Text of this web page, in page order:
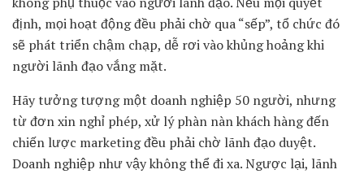
định, mọi hoạt động đều phải chờ qua “sếp”, tổ chức đó
sẽ phát triển chậm chạp, dễ rơi vào khủng hoảng khi
người lãnh đạo vắng mặt.
Hãy tưởng tượng một doanh nghiệp 50 người, nhưng
từ đơn xin nghỉ phép, xử lý phàn nàn khách hàng đến
chiến lược marketing đều phải chờ lãnh đạo duyệt.
Doanh nghiệp như vậy không thể đi xa. Ngược lại, lãnh